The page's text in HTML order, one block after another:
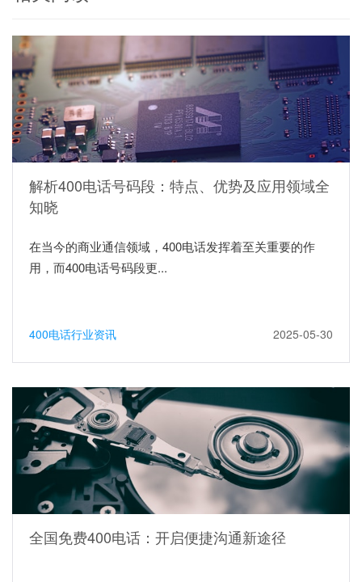
解析400电话号码段：特点、优势及应用领域全
知晓
在当今的商业通信领域，400电话发挥着至关重要的作
用，而400电话号码段更...
400电话行业资讯 2025-05-30
全国免费400电话：开启便捷沟通新途径